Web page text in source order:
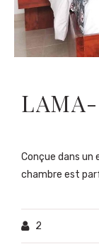
Conçue dans un
chambre est
2